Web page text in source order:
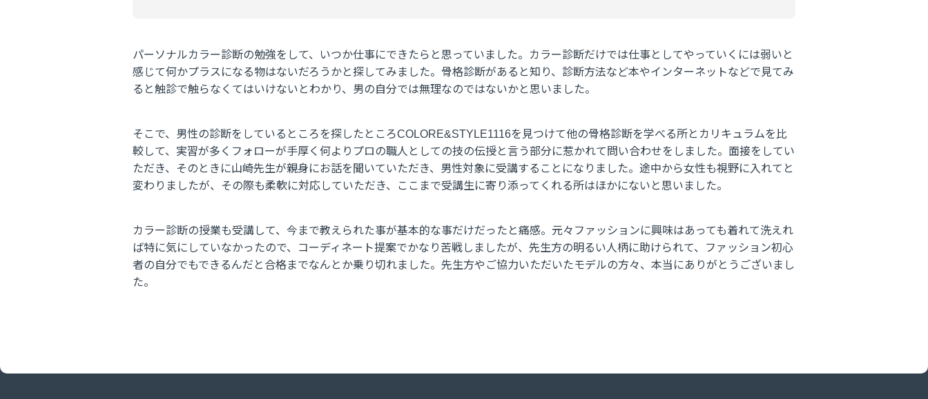
パーソナルカラー診断の勉強をして、いつか仕事にできたらと思っていました。カラー診断だけでは仕事としてやっていくには弱いと
感じて何かプラスになる物はないだろうかと探してみました。骨格診断があると知り、診断方法など本やインターネットなどで見てみ
ると触診で触らなくてはいけないとわかり、男の自分では無理なのではないかと思いました。
そこで、男性の診断をしているところを探したところCOLORE&STYLE1116を見つけて他の骨格診断を学べる所とカリキュラムを比
較して、実習が多くフォローが手厚く何よりプロの職人としての技の伝授と言う部分に惹かれて問い合わせをしました。面接をしてい
ただき、そのときに山崎先生が親身にお話を聞いていただき、男性対象に受講することになりました。途中から女性も視野に入れてと
変わりましたが、その際も柔軟に対応していただき、ここまで受講生に寄り添ってくれる所はほかにないと思いました。
カラー診断の授業も受講して、今まで教えられた事が基本的な事だけだったと痛感。元々ファッションに興味はあっても着れて洗えれ
ば特に気にしていなかったので、コーディネート提案でかなり苦戦しましたが、先生方の明るい人柄に助けられて、ファッション初心
者の自分でもできるんだと合格までなんとか乗り切れました。先生方やご協力いただいたモデルの方々、本当にありがとうございまし
た。